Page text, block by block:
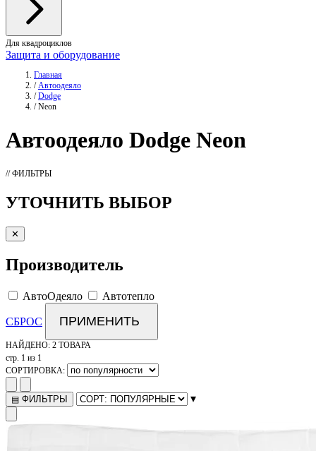
Для квадроциклов
Защита и оборудование
Главная
/ Автоодеяло
/ Dodge
/ Neon
Автоодеяло Dodge Neon
// ФИЛЬТРЫ
УТОЧНИТЬ ВЫБОР
✕
Производитель
АвтоОдеяло Автотепло
СБРОС ПРИМЕНИТЬ
НАЙДЕНО: 2 ТОВАРА
стр. 1 из 1
СОРТИРОВКА:
▤ ФИЛЬТРЫ ▾